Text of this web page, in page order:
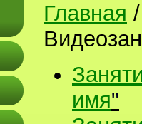
Главная
имя"